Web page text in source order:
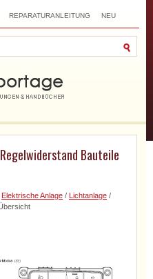
REPARATURANLEITUNG NEU
Bauteile
Elektrische Anlage / Lichtanlage /